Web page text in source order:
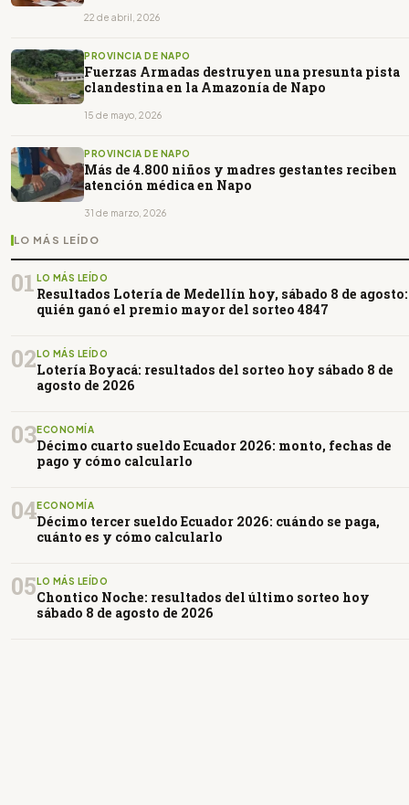
22 de abril, 2026
PROVINCIA DE NAPO
Fuerzas Armadas destruyen una presunta pista
clandestina en la Amazonía de Napo
15 de mayo, 2026
PROVINCIA DE NAPO
Más de 4.800 niños y madres gestantes reciben
atención médica en Napo
31 de marzo, 2026
LO MÁS LEÍDO
01 LO MÁS LEÍDO
Resultados Lotería de Medellín hoy, sábado 8 de agosto:
quién ganó el premio mayor del sorteo 4847
02 LO MÁS LEÍDO
Lotería Boyacá: resultados del sorteo hoy sábado 8 de
agosto de 2026
03ECONOMÍA
Décimo cuarto sueldo Ecuador 2026: monto, fechas de
pago y cómo calcularlo
04ECONOMÍA
Décimo tercer sueldo Ecuador 2026: cuándo se paga,
cuánto es y cómo calcularlo
05 LO MÁS LEÍDO
Chontico Noche: resultados del último sorteo hoy
sábado 8 de agosto de 2026